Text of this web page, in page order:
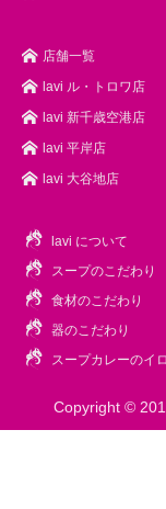
店舗一覧
lavi ル・トロワ店
lavi 新千歳空港店
lavi 平岸店
lavi 大谷地店
lavi について
スープのこだわり
食材のこだわり
器のこだわり
スープカレーのイ
Copyright ©